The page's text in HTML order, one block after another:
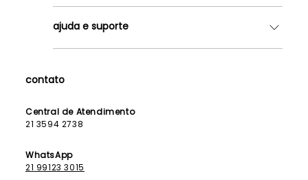
Lojas
Como Funciona
Lista de Formandas
ajuda e suporte
Política de Privacidade
contato
Central de Atendimento
21 3594 2738
WhatsApp
21 99123 3015